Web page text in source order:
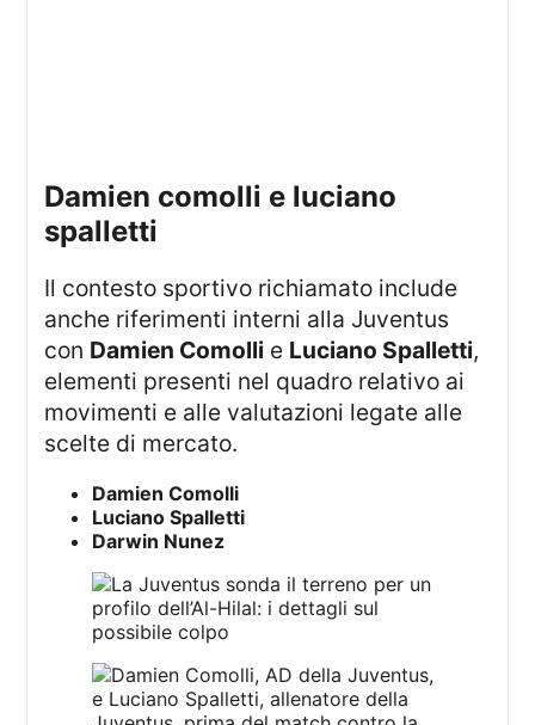
damien comolli e luciano
spalletti
Il contesto sportivo richiamato include
anche riferimenti interni alla Juventus
con Damien Comolli e Luciano Spalletti,
elementi presenti nel quadro relativo ai
movimenti e alle valutazioni legate alle
scelte di mercato.
Damien Comolli
Luciano Spalletti
Darwin Nunez